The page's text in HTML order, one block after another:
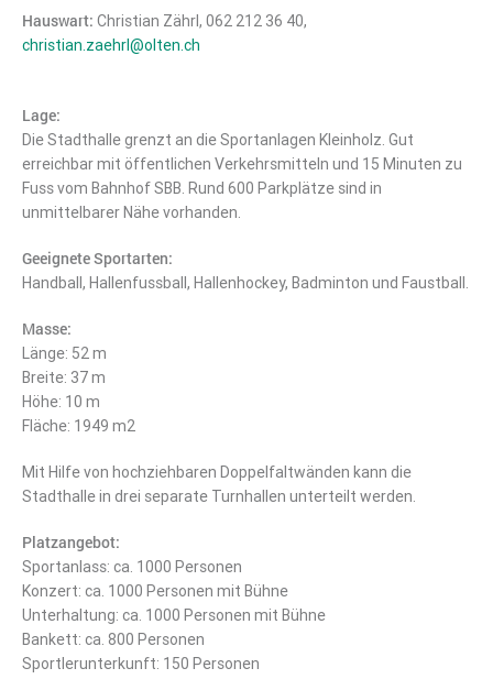
Hauswart: Christian Zährl, 062 212 36 40,
christian.zaehrl@olten.ch
Lage:
Die Stadthalle grenzt an die Sportanlagen Kleinholz. Gut
erreichbar mit öffentlichen Verkehrsmitteln und 15 Minuten zu
Fuss vom Bahnhof SBB. Rund 600 Parkplätze sind in
unmittelbarer Nähe vorhanden.
Geeignete Sportarten:
Handball, Hallenfussball, Hallenhockey, Badminton und Faustball.
Masse:
Länge: 52 m
Breite: 37 m
Höhe: 10 m
Fläche: 1949 m2
Mit Hilfe von hochziehbaren Doppelfaltwänden kann die
Stadthalle in drei separate Turnhallen unterteilt werden.
Platzangebot:
Sportanlass: ca. 1000 Personen
Konzert: ca. 1000 Personen mit Bühne
Unterhaltung: ca. 1000 Personen mit Bühne
Bankett: ca. 800 Personen
Sportlerunterkunft: 150 Personen